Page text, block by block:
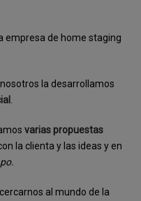
empresa de home staging
la desarrollamos
varias propuestas
la clienta y las ideas y en
al mundo de la